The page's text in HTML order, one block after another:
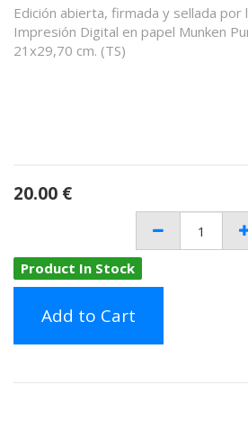
Edición abierta, firmada y sellada por
Impresión Digital en papel Munken
21x29,70 cm. (TS)
20.00 €
Product In Stock
Add to Cart